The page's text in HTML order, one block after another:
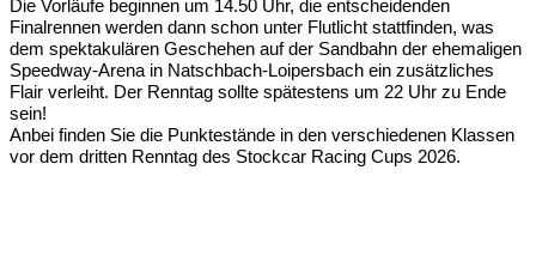
Die Vorläufe beginnen um 14.50 Uhr, die entscheidenden
Finalrennen werden dann schon unter Flutlicht stattfinden, was
dem spektakulären Geschehen auf der Sandbahn der ehemaligen
Speedway-Arena in Natschbach-Loipersbach ein zusätzliches
Flair verleiht. Der Renntag sollte spätestens um 22 Uhr zu Ende
sein!
Anbei finden Sie die Punktestände in den verschiedenen Klassen
vor dem dritten Renntag des Stockcar Racing Cups 2026.